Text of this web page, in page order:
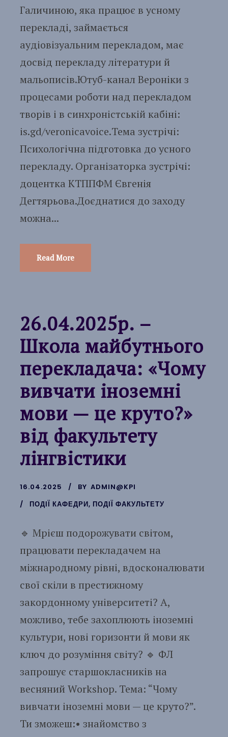
Галичиною, яка працює в усному
перекладі, займається
аудіовізуальним перекладом, має
досвід перекладу літератури й
мальописів.Ютуб-канал Вероніки з
процесами роботи над перекладом
творів і в синхроністській кабіні:
is.gd/veronicavoice.Тема зустрічі:
Психологічна підготовка до усного
перекладу. Організаторка зустрічі:
доцентка КТППФМ Євгенія
Дегтярьова.Доєднатися до заходу
можна...
Read More
26.04.2025р. –
Школа майбутнього
перекладача: «Чому
вивчати іноземні
мови — це круто?»
від факультету
лінгвістики
16.04.2025 BY ADMIN@KPI
ПОДІЇ КАФЕДРИ, ПОДІЇ ФАКУЛЬТЕТУ
🔹 Мрієш подорожувати світом,
працювати перекладачем на
міжнародному рівні, вдосконалювати
свої скіли в престижному
закордонному університеті? А,
можливо, тебе захоплюють іноземні
культури, нові горизонти й мови як
ключ до розуміння світу? 🔹 ФЛ
запрошує старшокласників на
весняний Workshop. Тема: “Чому
вивчати іноземні мови — це круто?”.
Ти зможеш:• знайомство з